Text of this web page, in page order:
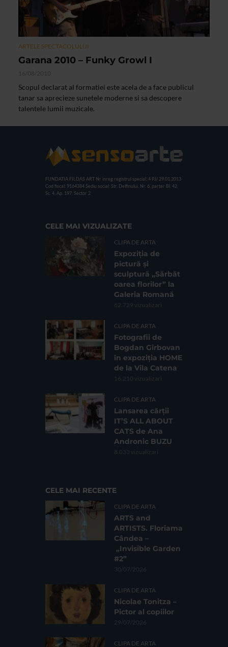
ARTELE SPECTACOLULUI
Garana 2010 – Funky Growl I
16/08/2010
Scopul declarat al formatiei este acela de a face publicul
tanar sa aprecieze sunetele moderne si sa descopere
talentele lumii muzicale.
FUNDATIA FILDAS ART Nr inreg registrul special: 4 PJ/ 29.01.2013
Cod fiscal: 9164384 Sediu social: Str. Delfinului, Nr. 6, parter Bl. 42,
Sc. 4, Ap. 197, Sector 2
CELE MAI VIZUALIZATE
CLIPA DE ARTA
Expoziția de
pictură și
sculptură „Sărbăt
oarea florilor” la
Galeria Romană
62.729 vizualizari
CLIPA DE ARTA
Fotografii de
Bogdan Gîrbovan
în expoziția HOME
de la Vila Catena
16.210 vizualizari
CLIPA DE ARTA
Lansarea cărții
IT’S ALL ABOUT
CATS de Ana
Andronic BUZU
8.033 vizualizari
CELE MAI RECENTE
CLIPA DE ARTA
ARTS and
ARTISTS. Floriama
Cândea –
„Invisible Garden
#2”
30/07/2026
CLIPA DE ARTA
Nicolae Tonitza –
Pictor al copiilor
29/07/2026
CLIPA DE ARTA